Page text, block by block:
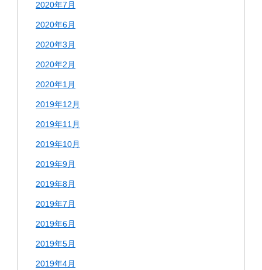
2020年7月
2020年6月
2020年3月
2020年2月
2020年1月
2019年12月
2019年11月
2019年10月
2019年9月
2019年8月
2019年7月
2019年6月
2019年5月
2019年4月